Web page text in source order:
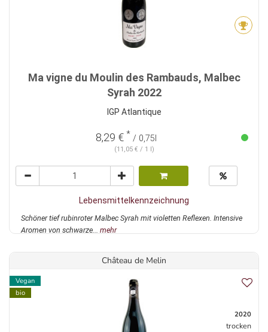
Ma vigne du Moulin des Rambauds, Malbec
Syrah 2022
IGP Atlantique
8,29 € * / 0,75l
(11,05 € / 1 l)
Lebensmittelkennzeichnung
Schöner tief rubinroter Malbec Syrah mit violetten Reflexen. Intensive
Aromen von schwarze... mehr
Château de Melin
Vegan
bio
2020
trocken